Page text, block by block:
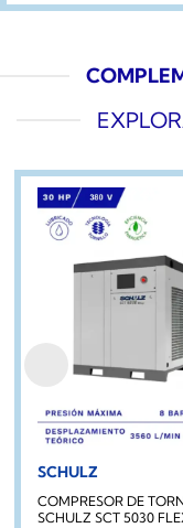
SCHULZ
COMPRESOR DE
SCHULZ SCT 5030